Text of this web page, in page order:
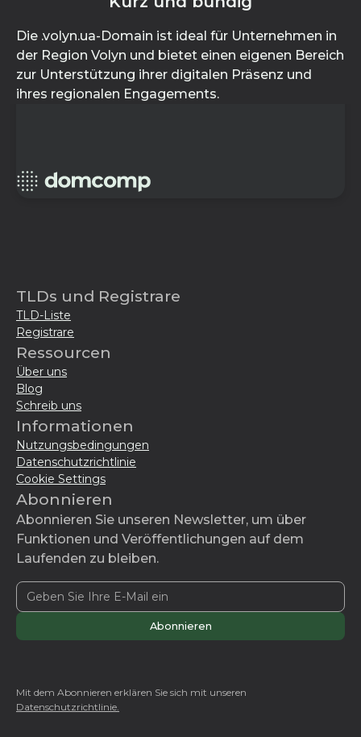
Die .volyn.ua-Domain ist ideal für Unternehmen in
der Region Volyn und bietet einen eigenen Bereich
zur Unterstützung ihrer digitalen Präsenz und
ihres regionalen Engagements.
TLDs und Registrare
TLD-Liste
Registrare
Ressourcen
Über uns
Blog
Schreib uns
Informationen
Nutzungsbedingungen
Datenschutzrichtlinie
Cookie Settings
Abonnieren
Abonnieren Sie unseren Newsletter, um über
Funktionen und Veröffentlichungen auf dem
Laufenden zu bleiben.
Mit dem Abonnieren erklären Sie sich mit unseren
Datenschutzrichtlinie.